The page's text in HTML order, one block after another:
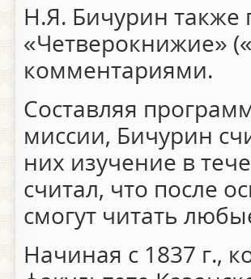
Н.Я. Бичурин также
«Четверокнижие»
комментариями.
Составляя
миссии, Бичурин
них изучение в
считал, что после
смогут читать
Начиная с 1837 г.,